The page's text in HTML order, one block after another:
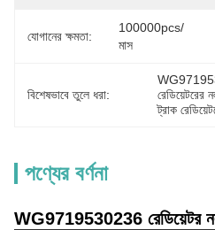
যোগানের ক্ষমতা:
100000pcs/
মাস
বিশেষভাবে তুলে ধরা:
রেডিয়েটরের
ট্রাক
পণ্যের বর্ণনা
WG9719530236 রেডিয়েটর